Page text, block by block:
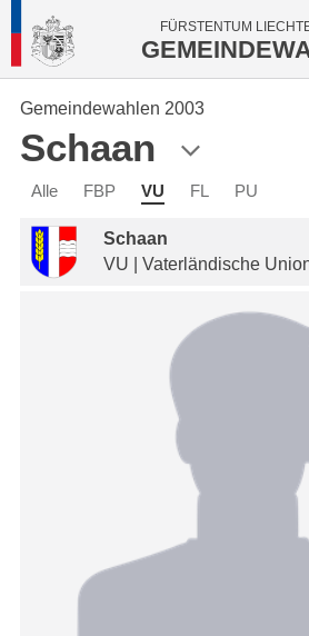
FÜRSTENTUM
Gemeindewahlen 2003
Schaan
Alle FBP VU FL PU
Schaan
VU | Vaterländische